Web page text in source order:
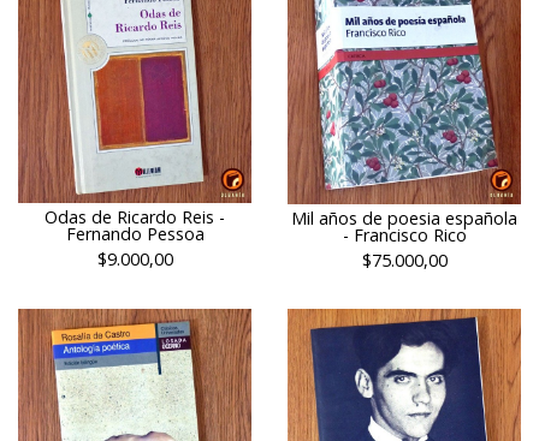
Odas de Ricardo Reis -
Fernando Pessoa
$9.000,00
Mil años de poesia española
- Francisco Rico
$75.000,00